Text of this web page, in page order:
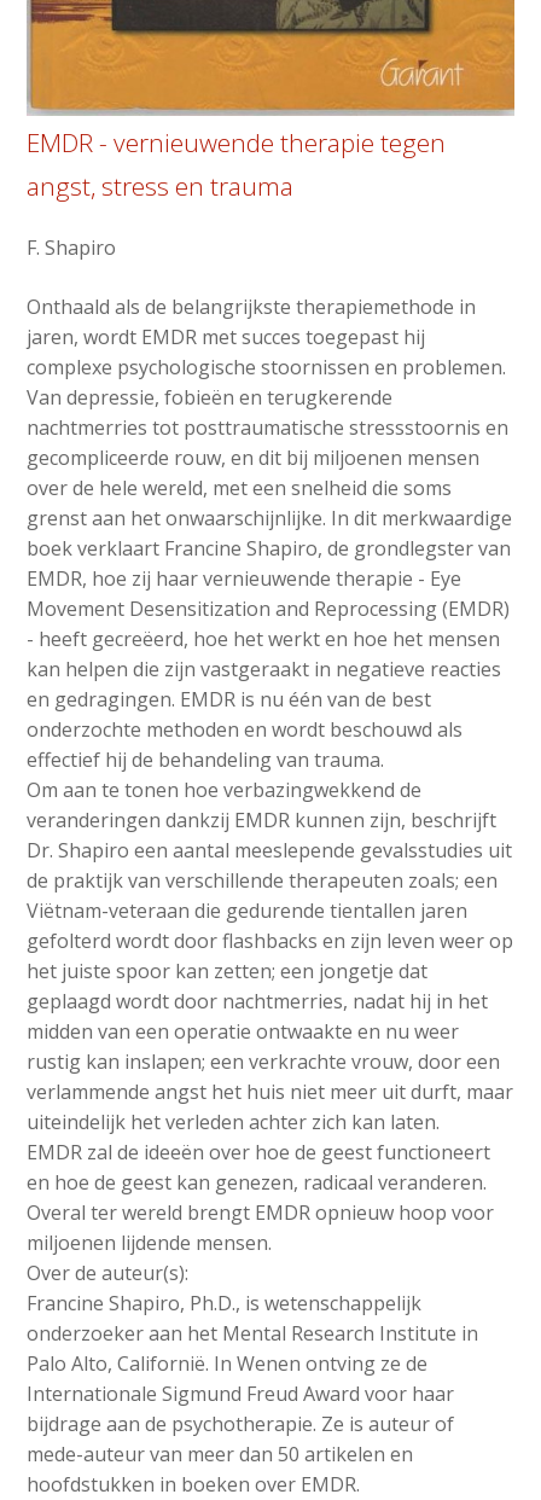
EMDR - vernieuwende therapie tegen
angst, stress en trauma
F. Shapiro
Onthaald als de belangrijkste therapiemethode in
jaren, wordt EMDR met succes toegepast hij
complexe psychologische stoornissen en problemen.
Van depressie, fobieën en terugkerende
nachtmerries tot posttraumatische stressstoornis en
gecompliceerde rouw, en dit bij miljoenen mensen
over de hele wereld, met een snelheid die soms
grenst aan het onwaarschijnlijke. In dit merkwaardige
boek verklaart Francine Shapiro, de grondlegster van
EMDR, hoe zij haar vernieuwende therapie - Eye
Movement Desensitization and Reprocessing (EMDR)
- heeft gecreëerd, hoe het werkt en hoe het mensen
kan helpen die zijn vastgeraakt in negatieve reacties
en gedragingen. EMDR is nu één van de best
onderzochte methoden en wordt beschouwd als
effectief hij de behandeling van trauma.
Om aan te tonen hoe verbazingwekkend de
veranderingen dankzij EMDR kunnen zijn, beschrijft
Dr. Shapiro een aantal meeslepende gevalsstudies uit
de praktijk van verschillende therapeuten zoals; een
Viëtnam-veteraan die gedurende tientallen jaren
gefolterd wordt door flashbacks en zijn leven weer op
het juiste spoor kan zetten; een jongetje dat
geplaagd wordt door nachtmerries, nadat hij in het
midden van een operatie ontwaakte en nu weer
rustig kan inslapen; een verkrachte vrouw, door een
verlammende angst het huis niet meer uit durft, maar
uiteindelijk het verleden achter zich kan laten.
EMDR zal de ideeën over hoe de geest functioneert
en hoe de geest kan genezen, radicaal veranderen.
Overal ter wereld brengt EMDR opnieuw hoop voor
miljoenen lijdende mensen.
Over de auteur(s):
Francine Shapiro, Ph.D., is wetenschappelijk
onderzoeker aan het Mental Research Institute in
Palo Alto, Californië. In Wenen ontving ze de
Internationale Sigmund Freud Award voor haar
bijdrage aan de psychotherapie. Ze is auteur of
mede-auteur van meer dan 50 artikelen en
hoofdstukken in boeken over EMDR.